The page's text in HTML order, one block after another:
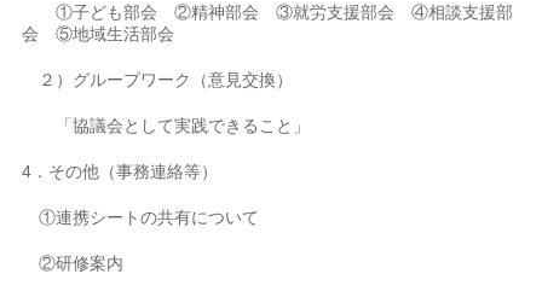
①子ども部会 ②精神部会 ③就労支援部会 ④相談支援部
会 ⑤地域生活部会
２）グループワーク（意見交換）
「協議会として実践できること」
4．その他（事務連絡等）
①連携シートの共有について
②研修案内